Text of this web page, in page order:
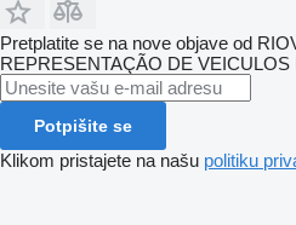
Pretplatite se na nove objave od
REPRESENTAÇÃO DE
Potpišite se
Klikom pristajete na našu politiku